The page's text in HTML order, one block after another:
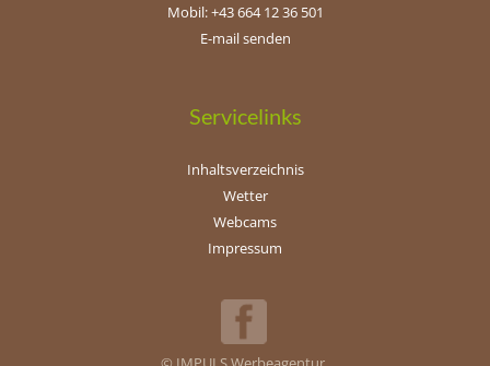
Mobil: +43 664 12 36 501
E-mail senden
Servicelinks
Inhaltsverzeichnis
Wetter
Webcams
Impressum